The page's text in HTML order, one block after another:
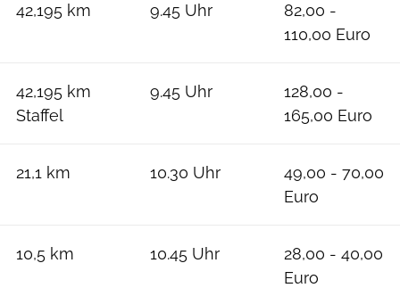
42,195 km 9.45 Uhr
82,00 -
110,00 Euro
42,195 km
Staffel
9.45 Uhr
128,00 -
165,00 Euro
21,1 km 10.30 Uhr
49,00 - 70,00
Euro
10,5 km 10.45 Uhr
28,00 - 40,00
Euro